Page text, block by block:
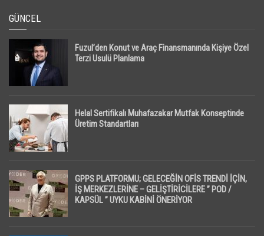
GÜNCEL
Fuzul’den Konut ve Araç Finansmanında Kişiye Özel
Terzi Usulü Planlama
Helal Sertifikalı Muhafazakar Mutfak Konseptinde
Üretim Standartları
GPPS PLATFORMU; GELECEĞİN OFİS TRENDİ İÇİN,
İŞ MERKEZLERİNE – GELİŞTİRİCİLERE ” POD /
KAPSÜL ” UYKU KABİNİ ÖNERİYOR